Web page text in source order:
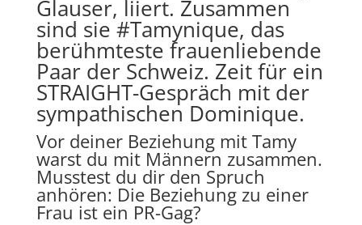
Glauser, liiert. Zusammen
sind sie #Tamynique, das
berühmteste frauenliebende
Paar der Schweiz. Zeit für ein
STRAIGHT-Gespräch mit der
sympathischen Dominique.
Vor deiner Beziehung mit Tamy
warst du mit Männern zusammen.
Musstest du dir den Spruch
anhören: Die Beziehung zu einer
Frau ist ein PR-Gag?